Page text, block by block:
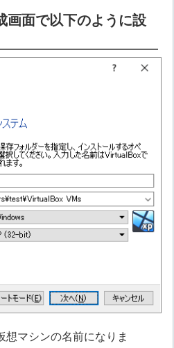
面で以下のように設
想マシンの名前になりま